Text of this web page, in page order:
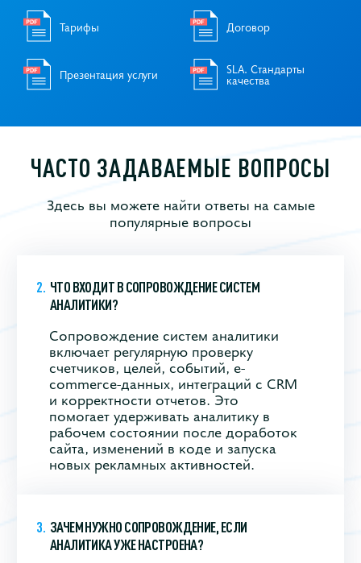
Тарифы Договор
Презентация услуги SLA. Стандарты
качества
ЧАСТО ЗАДАВАЕМЫЕ ВОПРОСЫ
Здесь вы можете найти ответы на самые
популярные вопросы
ЧТО ВХОДИТ В СОПРОВОЖДЕНИЕ СИСТЕМ
АНАЛИТИКИ?
Сопровождение систем аналитики
включает регулярную проверку
счетчиков, целей, событий, e-
commerce-данных, интеграций с CRM
и корректности отчетов. Это
помогает удерживать аналитику в
рабочем состоянии после доработок
сайта, изменений в коде и запуска
новых рекламных активностей.
ЗАЧЕМ НУЖНО СОПРОВОЖДЕНИЕ, ЕСЛИ
АНАЛИТИКА УЖЕ НАСТРОЕНА?